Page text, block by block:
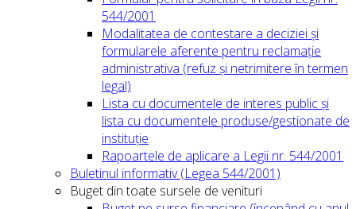
544/2001
Modalitatea de contestare a deciziei și
formularele aferente pentru reclamație
administrativa (refuz și netrimitere în termen
legal)
Lista cu documentele de interes public și
lista cu documentele produse/gestionate de
instituție
Rapoartele de aplicare a Legii nr. 544/2001
Buletinul informativ (Legea 544/2001)
Buget din toate sursele de venituri